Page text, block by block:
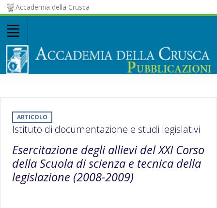
Accademia della Crusca
ARTICOLO
Istituto di documentazione e studi legislativi
Esercitazione degli allievi del XXI Corso
della Scuola di scienza e tecnica della
legislazione (2008-2009)